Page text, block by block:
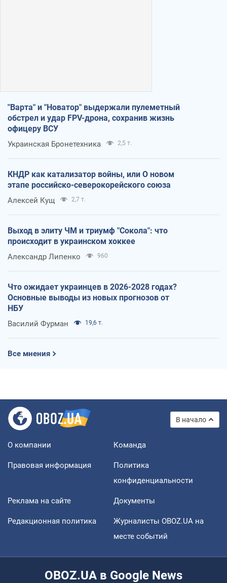
"Варта" и "Новатор" выдержали пулеметный
обстрел и удар FPV-дрона, сохранив жизнь
офицеру ВСУ
Украинская Бронетехника 2,5 т.
КНДР как катализатор войны, или О новом
этапе российско-северокорейского союза
Алексей Кущ 2,7 т.
Выход в элиту ЧМ и триумф "Сокола": что
происходит в украинском хоккее
Александр Липенко 960
Что ожидает украинцев в 2026-2028 годах?
Основные выводы из новых прогнозов от
НБУ
Василий Фурман 19,6 т.
Все мнения
В начало
О компании Команда
Правовая информация
Политика
конфиденциальности
Реклама на сайте Документы
Редакционная политика
Журналисты OBOZ.UA на
месте событий
OBOZ.UA в Google News